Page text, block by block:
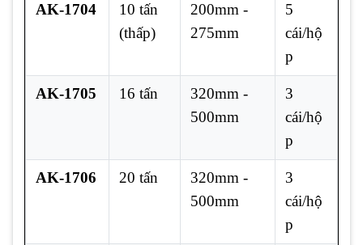
AK-1704
10 tấn
(thấp)
200mm -
275mm
5
cái/hộ
p
AK-1705 16 tấn
320mm -
500mm
3
cái/hộ
p
AK-1706 20 tấn
320mm -
500mm
3
cái/hộ
p